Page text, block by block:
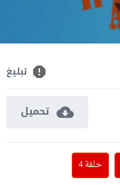
تبليغ
تحميل
حلقة 4